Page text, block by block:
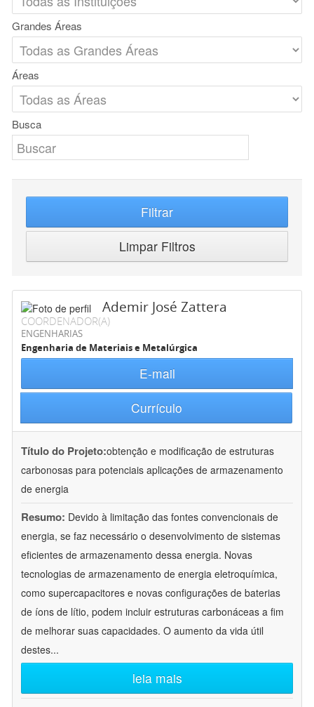
Grandes Áreas
Áreas
Busca
Filtrar
Limpar Filtros
Ademir José Zattera
COORDENADOR(A)
ENGENHARIAS
Engenharia de Materiais e Metalúrgica
E-mail
Currículo
Título do Projeto:obtenção e modificação de estruturas
carbonosas para potenciais aplicações de armazenamento
de energia
Resumo: Devido à limitação das fontes convencionais de
energia, se faz necessário o desenvolvimento de sistemas
eficientes de armazenamento dessa energia. Novas
tecnologias de armazenamento de energia eletroquímica,
como supercapacitores e novas configurações de baterias
de íons de lítio, podem incluir estruturas carbonáceas a fim
de melhorar suas capacidades. O aumento da vida útil
destes...
leia mais